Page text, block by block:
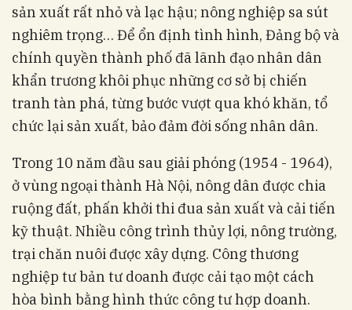
sản xuất rất nhỏ và lạc hậu; nông nghiệp sa sút
nghiêm trọng… Để ổn định tình hình, Đảng bộ và
chính quyền thành phố đã lãnh đạo nhân dân
khẩn trương khôi phục những cơ sở bị chiến
tranh tàn phá, từng bước vượt qua khó khăn, tổ
chức lại sản xuất, bảo đảm đời sống nhân dân.
Trong 10 năm đầu sau giải phóng (1954 - 1964),
ở vùng ngoại thành Hà Nội, nông dân được chia
ruộng đất, phấn khởi thi đua sản xuất và cải tiến
kỹ thuật. Nhiều công trình thủy lợi, nông trường,
trại chăn nuôi được xây dựng. Công thương
nghiệp tư bản tư doanh được cải tạo một cách
hòa bình bằng hình thức công tư hợp doanh.